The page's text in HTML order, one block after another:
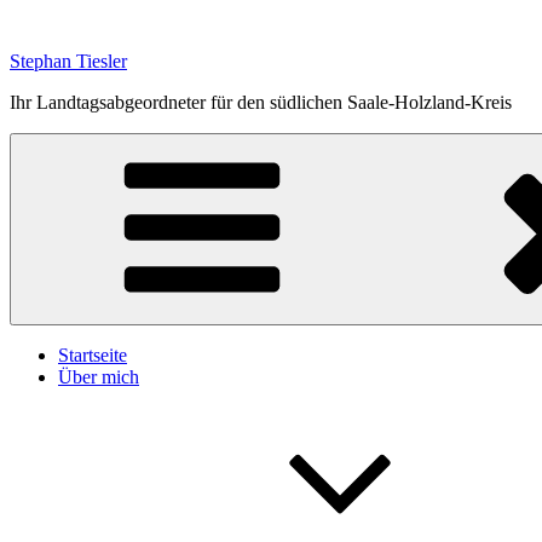
springen
Stephan Tiesler
Ihr Landtagsabgeordneter für den südlichen Saale-Holzland-Kreis
Startseite
Über mich